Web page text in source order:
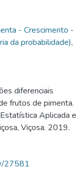
- Crescimento -
da probabilidade),
diferenciais
frutos de pimenta.
Aplicada e
Viçosa. 2019.
27581